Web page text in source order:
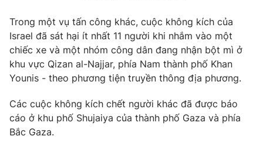
THỜI BÁO VTV
Theo dõi báo trên
Cơ quan chủ quản:Đài Truyền hình Việt Nam
Cơ quan báo chí:
Trong một vụ tấn công khác, cuộc không kích của
Israel đã sát hại ít nhất 11 người khi nhắm vào một
chiếc xe và một nhóm công dân đang nhận bột mì ở
khu vực Qizan al-Najjar, phía Nam thành phố Khan
Younis - theo phương tiện truyền thông địa phương.
Các cuộc không kích chết người khác đã được báo
cáo ở khu phố Shujaiya của thành phố Gaza và phía
Bắc Gaza.